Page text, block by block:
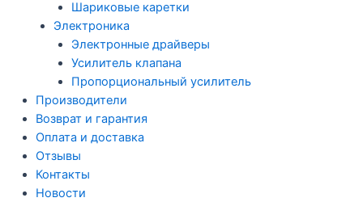
Шариковые каретки
Электроника
Электронные драйверы
Усилитель клапана
Пропорциональный усилитель
Производители
Возврат и гарантия
Оплата и доставка
Отзывы
Контакты
Новости